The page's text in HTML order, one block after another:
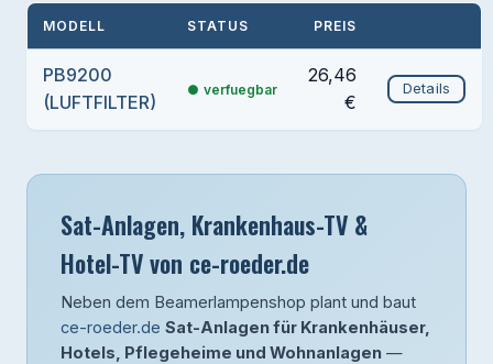
MODELL STATUS PREIS
PB9200
(LUFTFILTER)
verfuegbar
26,46
€
Details
Sat-Anlagen, Krankenhaus-TV &
Hotel-TV von ce-roeder.de
Neben dem Beamerlampenshop plant und baut
ce-roeder.de Sat-Anlagen für Krankenhäuser,
Hotels, Pflegeheime und Wohnanlagen —